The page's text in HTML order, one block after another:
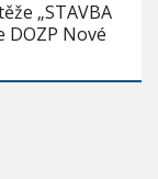
„STAVBA
DOZP Nové